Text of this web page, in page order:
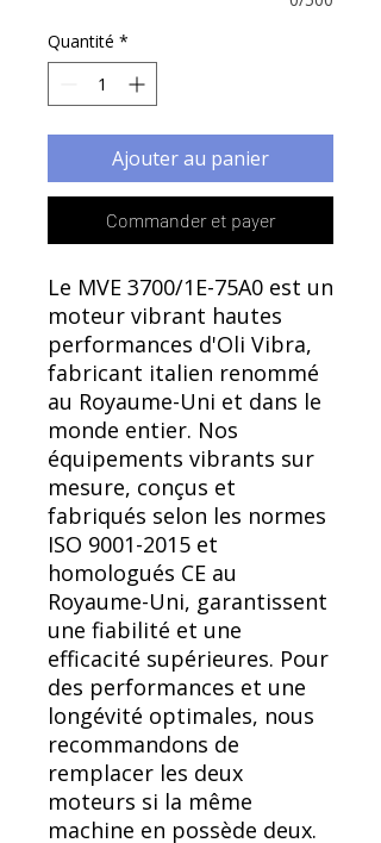
Quantité *
Ajouter au panier
Commander et payer
Le MVE 3700/1E-75A0 est un
moteur vibrant hautes
performances d'Oli Vibra,
fabricant italien renommé
au Royaume-Uni et dans le
monde entier. Nos
équipements vibrants sur
mesure, conçus et
fabriqués selon les normes
ISO 9001-2015 et
homologués CE au
Royaume-Uni, garantissent
une fiabilité et une
efficacité supérieures. Pour
des performances et une
longévité optimales, nous
recommandons de
remplacer les deux
moteurs si la même
machine en possède deux.